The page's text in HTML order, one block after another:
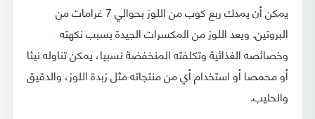
يمكن أن يمدك ربع كوب من اللوز بحوالي 7 غرامات من
البروتين. ويعد اللوز من المكسرات الجيدة بسبب نكهته
وخصائصه الغذائية وتكلفته المنخفضة نسبيا، يمكن تناوله نيئا
أو محمصا أو استخدام أي من منتجاته مثل زبدة اللوز، والدقيق
والحليب.